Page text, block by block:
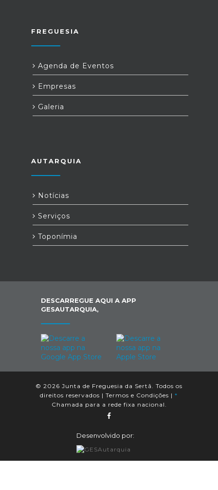
FREGUESIA
Agenda de Eventos
Empresas
Galeria
AUTARQUIA
Notícias
Serviços
Toponímia
DESCARREGUE AQUI A APP
GESAUTARQUIA,
© 2026 Junta de Freguesia da Sertã. Todos os
direitos reservados | Termos e Condições | *
Chamada para a rede fixa nacional.
Desenvolvido por: